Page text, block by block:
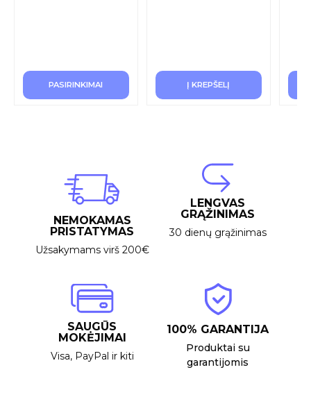
PASIRINKIMAI Į KREPŠELĮ
NEMOKAMAS
PRISTATYMAS
Užsakymams virš 200€
LENGVAS
GRĄŽINIMAS
30 dienų grąžinimas
SAUGŪS
MOKĖJIMAI
Visa, PayPal ir kiti
100% GARANTIJA
Produktai su
garantijomis